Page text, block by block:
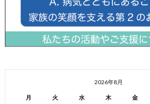
2026年8月
月 火 水 木 金